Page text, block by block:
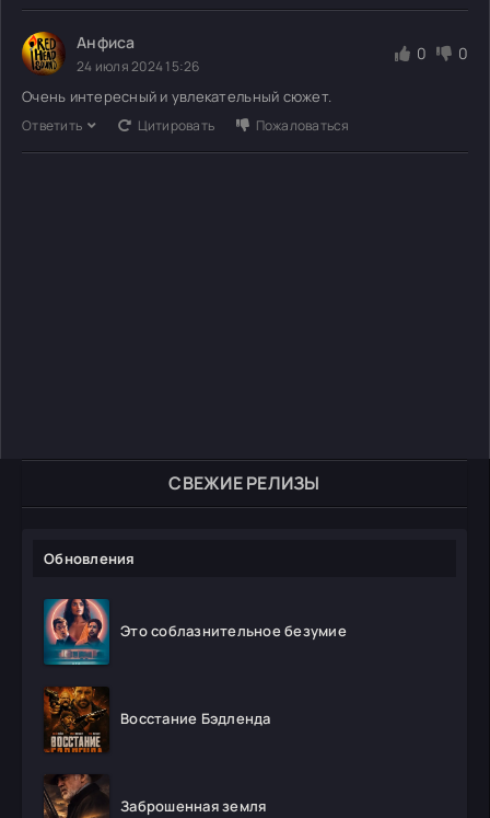
СВЕЖИЕ РЕЛИЗЫ
Обновления
Это соблазнительное безумие
Восстание Бэдленда
Заброшенная земля
Анфиса
24 июля 2024 15:26
0 0
Очень интересный и увлекательный сюжет.
Ответить Цитировать Пожаловаться